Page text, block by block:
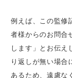
例えば、この監修
者様からのお問合
します」とお伝え
り返しが無い場合
あるため、遠慮な